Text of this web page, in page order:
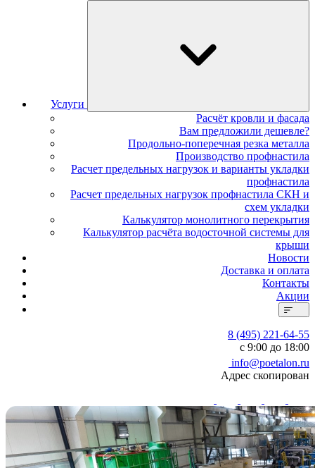
Услуги
Расчёт кровли и фасада
Вам предложили дешевле?
Продольно-поперечная резка металла
Производство профнастила
Расчет предельных нагрузок и варианты укладки
профнастила
Расчет предельных нагрузок профнастила СКН и
схем укладки
Калькулятор монолитного перекрытия
Калькулятор расчёта водосточной системы для
крыши
Новости
Доставка и оплата
Контакты
Акции
8 (495) 221-64-55
с 9:00 до 18:00
info@poetalon.ru
Адрес скопирован